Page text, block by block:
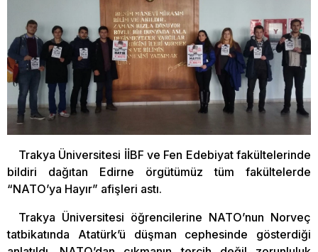
Trakya Üniversitesi İİBF ve Fen Edebiyat fakültelerinde
bildiri dağıtan Edirne örgütümüz tüm fakültelerde
“NATO’ya Hayır” afişleri astı.
Trakya Üniversitesi öğrencilerine NATO’nun Norveç
tatbikatında Atatürk’ü düşman cephesinde gösterdiği